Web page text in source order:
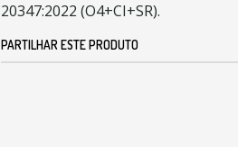
20347:2022 (O4+CI+SR).
PARTILHAR ESTE PRODUTO